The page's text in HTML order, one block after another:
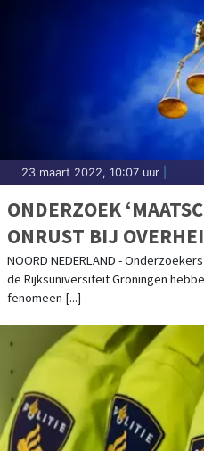
23 maart 2022, 10:07 uur
ONDERZOEK
ONRUST BIJ
NOORD-
NOORD NEDERLAND -
de Rijksuniversiteit Groningen
fenomeen [...]